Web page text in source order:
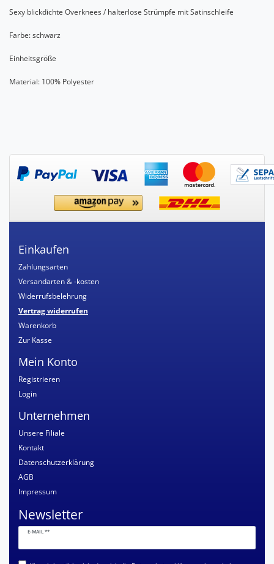
Sexy blickdichte Overknees / halterlose Strümpfe mit Satinschleife
Farbe: schwarz
Einheitsgröße
Material: 100% Polyester
Einkaufen
Zahlungsarten
Versandarten & -kosten
Widerrufsbelehrung
Vertrag widerrufen
Warenkorb
Zur Kasse
Mein Konto
Registrieren
Login
Unternehmen
Unsere Filiale
Kontakt
Datenschutzerklärung
AGB
Impressum
Newsletter
E-MAIL **
Newsletter
Honig